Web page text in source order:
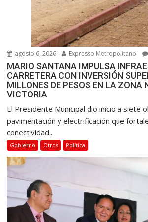
agosto 6, 2026 Expresso Metropolitano
MARIO SANTANA IMPULSA
CARRETERA CON INVERSIÓN
MILLONES DE PESOS EN LA ZONA
VICTORIA
El Presidente Municipal dio inicio a siete
pavimentación y electrificación que
conectividad...
Gobierno Otros Política